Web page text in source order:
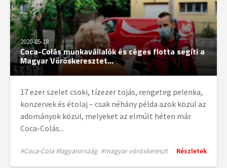
2020-05-18
Coca-Colás munkavállalók és céges flotta segíti a
Magyar Vöröskeresztet...
17 ezer szelet csoki, tízezer tojás, rengeteg pelenka,
konzervek és étolaj – csak néhány példa azok közül az
adományok közül, melyeket az elmúlt héten már
Coca-Colás...
#Coca-Cola Magyarország #magyar vöröskereszt Részletek